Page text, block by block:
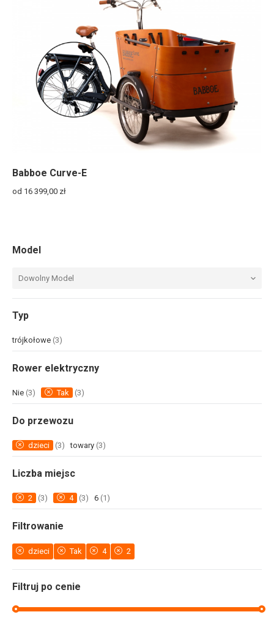
Babboe Curve-E
od 16 399,00 zł
Model
Dowolny Model
Typ
trójkołowe (3)
Rower elektryczny
Nie (3) Tak (3)
Do przewozu
dzieci (3) towary (3)
Liczba miejsc
2 (3) 4 (3) 6 (1)
Filtrowanie
dzieci Tak 4 2
Filtruj po cenie